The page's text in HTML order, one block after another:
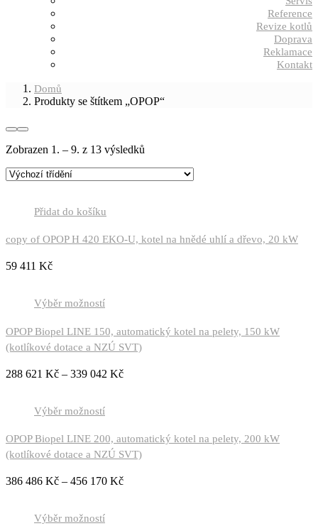
Reference
Revize kotlů
Doprava
Reklamace
Kontakt
Domů
Produkty se štítkem „OPOP“
Zobrazen 1. – 9. z 13 výsledků
Přidat do košíku
copy of OPOP H 420 EKO-U, kotel na hnědé uhlí a dřevo, 20 kW
59 411 Kč
Výběr možností
OPOP Biopel LINE 150, automatický kotel na pelety, 150 kW
(kotlíkové dotace a NZÚ SVT)
288 621 Kč – 339 042 Kč
Výběr možností
OPOP Biopel LINE 200, automatický kotel na pelety, 200 kW
(kotlíkové dotace a NZÚ SVT)
386 486 Kč – 456 170 Kč
Výběr možností